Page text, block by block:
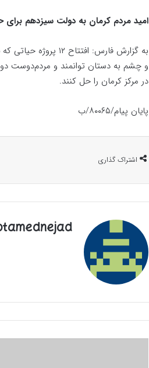
امید مردم کرمان به دولت سیزدهم
و چشم به دستان توانمند و مردم‌دوست
در مرکز کرمان را حل کنند.
پایان پیام/۸۰۰۶۵/ب
اشتراک گذاری